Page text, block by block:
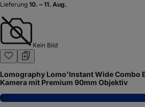
Lieferung 10. – 11. Aug.
Kein Bild
Lomography Lomo'Instant Wide Combo
Kamera mit Premium 90mm Objektiv
6,5